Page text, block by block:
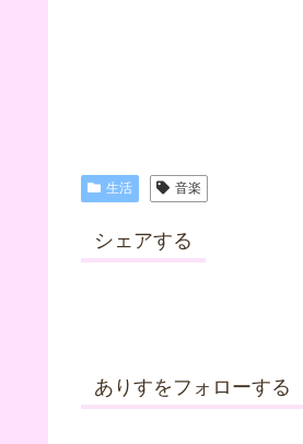
生活 音楽
シェアする
ありすをフォローする